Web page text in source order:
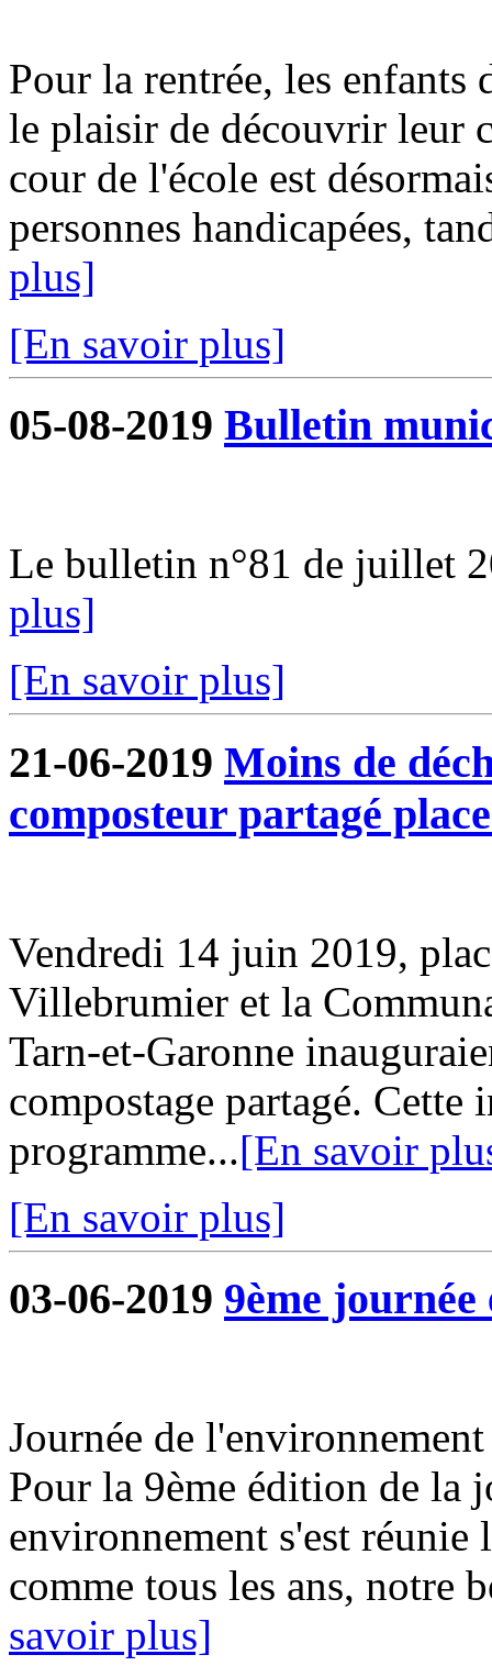
Pour la rentrée, les
le plaisir de découvrir leur
cour de l'école est
personnes handicapées,
plus]
[En savoir plus]
05-08-2019 Bulletin
Le bulletin n°81 de juillet
plus]
[En savoir plus]
21-06-2019 Moins de
composteur partagé
Vendredi 14 juin 2019,
Villebrumier et la
Tarn-et-Garonne
compostage partagé.
programme...[En savoir
[En savoir plus]
03-06-2019 9ème
Journée de
Pour la 9ème édition de la
environnement s'est
comme tous les ans, notre
savoir plus]